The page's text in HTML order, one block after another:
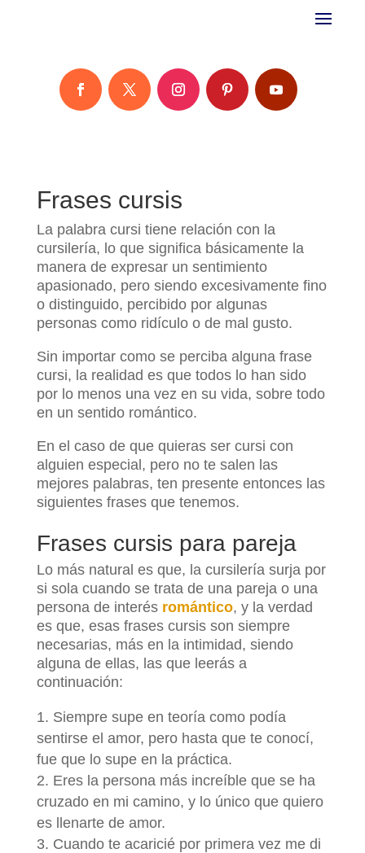
Frases cursis
La palabra cursi tiene relación con la
cursilería, lo que significa básicamente la
manera de expresar un sentimiento
apasionado, pero siendo excesivamente fino
o distinguido, percibido por algunas
personas como ridículo o de mal gusto.
Sin importar como se perciba alguna frase
cursi, la realidad es que todos lo han sido
por lo menos una vez en su vida, sobre todo
en un sentido romántico.
En el caso de que quieras ser cursi con
alguien especial, pero no te salen las
mejores palabras, ten presente entonces las
siguientes frases que tenemos.
Frases cursis para pareja
Lo más natural es que, la cursilería surja por
si sola cuando se trata de una pareja o una
persona de interés romántico, y la verdad
es que, esas frases cursis son siempre
necesarias, más en la intimidad, siendo
alguna de ellas, las que leerás a
continuación:
Siempre supe en teoría como podía
sentirse el amor, pero hasta que te conocí,
fue que lo supe en la práctica.
Eres la persona más increíble que se ha
cruzado en mi camino, y lo único que quiero
es llenarte de amor.
Cuando te acaricié por primera vez me di